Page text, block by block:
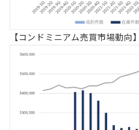
【コンドミニアム売買市場動向】